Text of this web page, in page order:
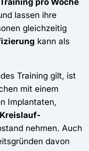
lassen ihre
gleichzeitig
kann als
Training gilt, ist
mit einem
Implantaten,
nehmen. Auch
davon